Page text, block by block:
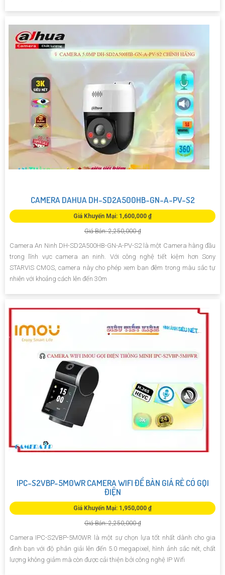
CAMERA DAHUA DH-SD2A500HB-GN-A-PV-S2
Giá Khuyến Mại: 1,600,000 ₫
Giá Bán: 2,250,000 ₫
Camera An Ninh DH-SD2A500HB-GN-A-PV-S2 là một Camera hàng đầu
trong lĩnh vực camera an ninh. Với công nghệ tiết kiệm hơn Sony
STARVIS CMOS, camera này cho phép xem ban đêm trong màu sắc tự
nhiên với khoảng cách lên đến 30m
IPC-S2VBP-5M0WR CAMERA WIFI ĐỂ BÀN GIÁ RẺ CÓ GỌI
ĐIỆN
Giá Khuyến Mại: 1,950,000 ₫
Giá Bán: 2,250,000 ₫
Camera IPC-S2VBP-5M0WR là một sự chọn lựa tốt nhất dành cho gia
đình bạn với độ phân giải lên đến 5.0 megapixel, hình ảnh sắc nét, chất
lượng không giảm mà còn được cải thiện bởi công nghệ IP Wifi